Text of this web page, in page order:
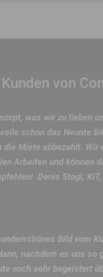
von
was wir zu lieben
schon das Neunte
die Miete abbezahlt. Wir
Arbeiten und können
Denis Stogl, KIT,
Bild vom
nachdem es uns so
noch sehr begeistert